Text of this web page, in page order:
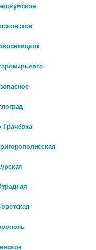
О
52 руб.
В КОРЗИНУ
О /СЕВЕРНАЯ ЗВЕЗДА/
Грачёвка